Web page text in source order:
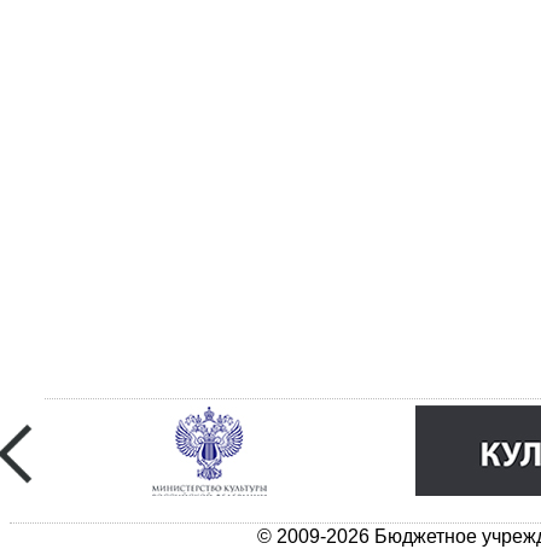
© 2009-2026 Бюджетное